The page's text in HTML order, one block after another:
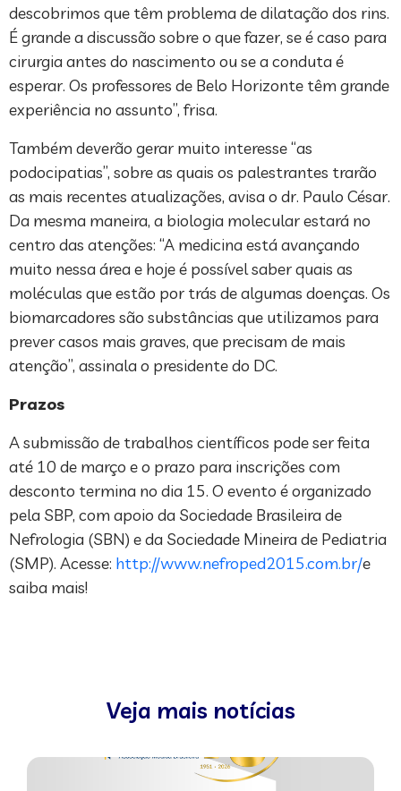
descobrimos que têm problema de dilatação dos rins.
É grande a discussão sobre o que fazer, se é caso para
cirurgia antes do nascimento ou se a conduta é
esperar. Os professores de Belo Horizonte têm grande
experiência no assunto”, frisa.
Também deverão gerar muito interesse “as
podocipatias”, sobre as quais os palestrantes trarão
as mais recentes atualizações, avisa o dr. Paulo César.
Da mesma maneira, a biologia molecular estará no
centro das atenções: “A medicina está avançando
muito nessa área e hoje é possível saber quais as
moléculas que estão por trás de algumas doenças. Os
biomarcadores são substâncias que utilizamos para
prever casos mais graves, que precisam de mais
atenção”, assinala o presidente do DC.
Prazos
A submissão de trabalhos científicos pode ser feita
até 10 de março e o prazo para inscrições com
desconto termina no dia 15. O evento é organizado
pela SBP, com apoio da Sociedade Brasileira de
Nefrologia (SBN) e da Sociedade Mineira de Pediatria
(SMP). Acesse: http://www.nefroped2015.com.br/e
saiba mais!
Veja mais notícias